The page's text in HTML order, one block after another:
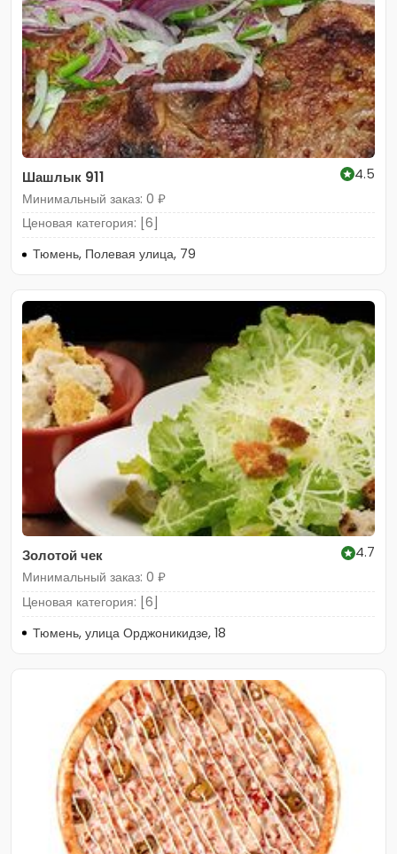
Шашлык 911
4.5
Минимальный заказ: 0 ₽
Ценовая категория: [6]
Тюмень, Полевая улица, 79
Золотой чек
4.7
Минимальный заказ: 0 ₽
Ценовая категория: [6]
Тюмень, улица Орджоникидзе, 18